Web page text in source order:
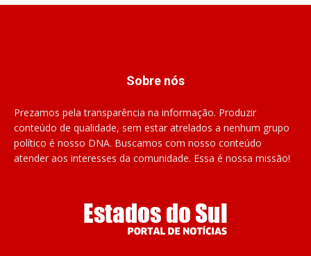
Sobre nós
Prezamos pela transparência na informação. Produzir
conteúdo de qualidade, sem estar atrelados a nenhum grupo
político é nosso DNA. Buscamos com nosso conteúdo
atender aos interesses da comunidade. Essa é nossa missão!